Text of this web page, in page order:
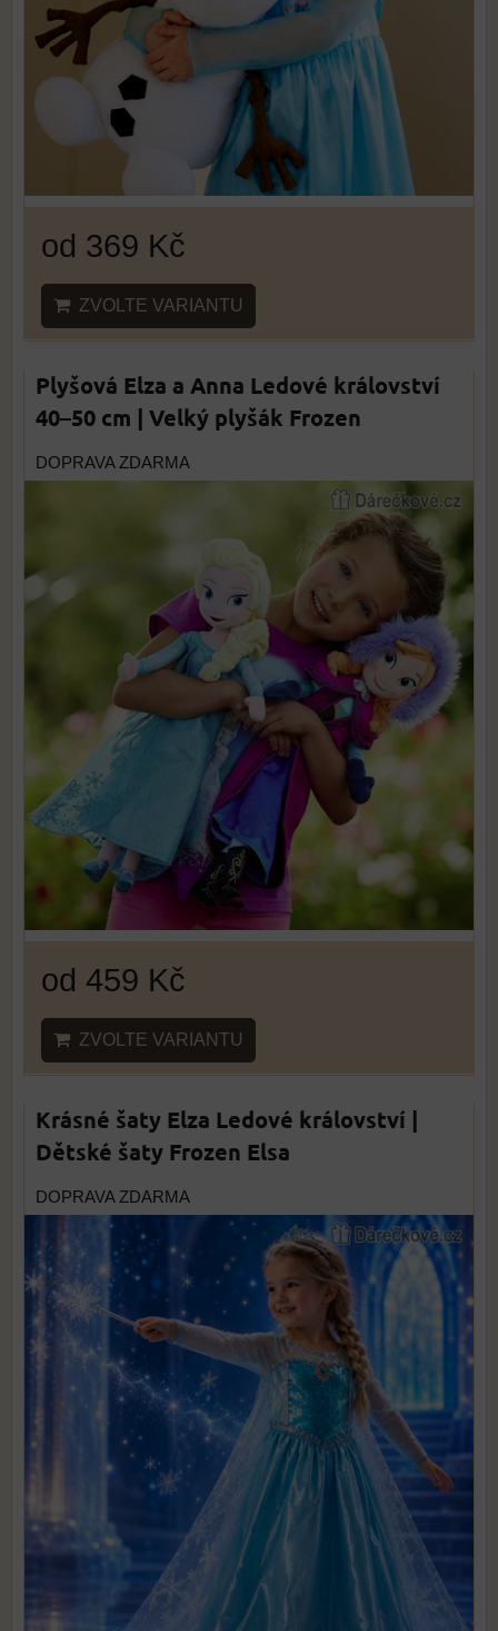
od 369 Kč
ZVOLTE VARIANTU
Plyšová Elza a Anna Ledové království
40–50 cm | Velký plyšák Frozen
DOPRAVA ZDARMA
od 459 Kč
ZVOLTE VARIANTU
Krásné šaty Elza Ledové království |
Dětské šaty Frozen Elsa
DOPRAVA ZDARMA